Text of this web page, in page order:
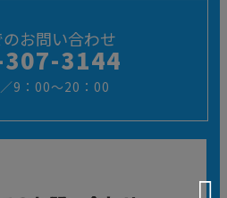
お問い合わせ
3144
9：00～20：00